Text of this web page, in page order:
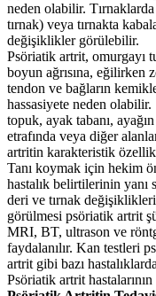
neden olabilir.
tırnak) veya tırnakta
değişiklikler görülebilir.
Psöriatik artrit, omurgayı
boyun ağrısına, eğilirken
tendon ve bağların
hassasiyete neden olabilir.
topuk, ayak tabanı,
etrafında veya diğer
artritin karakteristik
Tanı koymak için hekim
hastalık belirtilerinin yanı
deri ve tırnak
görülmesi psöriatik artrit
MRI, BT, ultrason ve
faydalanılır. Kan testleri
artrit gibi bazı
Psöriatik artrit